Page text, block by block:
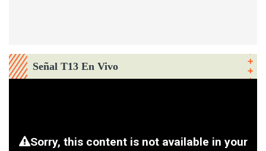
Señal T13 En Vivo